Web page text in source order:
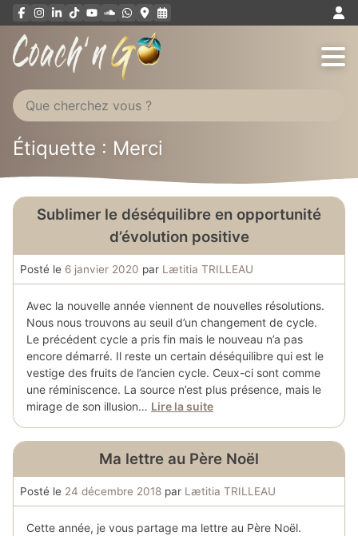
Aller
au
Étiquette : Merci
Sublimer le déséquilibre en opportunité
d’évolution positive
Posté le 6 janvier 2020 par Lætitia TRILLEAU
Avec la nouvelle année viennent de nouvelles résolutions.
Nous nous trouvons au seuil d’un changement de cycle.
Le précédent cycle a pris fin mais le nouveau n’a pas
encore démarré. Il reste un certain déséquilibre qui est le
vestige des fruits de l’ancien cycle. Ceux-ci sont comme
une réminiscence. La source n’est plus présence, mais le
mirage de son illusion… Lire la suite
Ma lettre au Père Noël
Posté le 24 décembre 2018 par Lætitia TRILLEAU
Cette année, je vous partage ma lettre au Père Noël.